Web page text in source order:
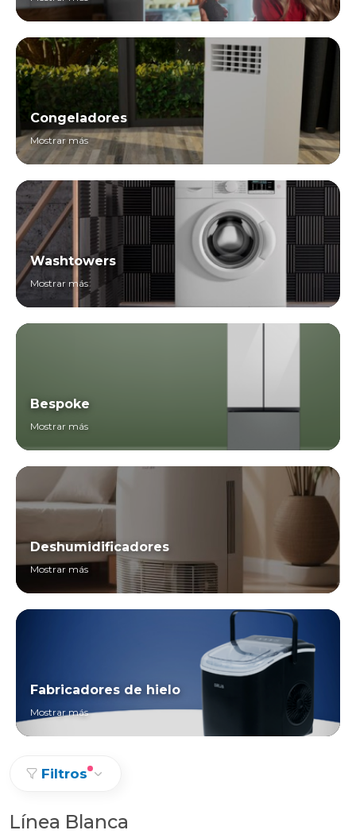
Congeladores
Mostrar más
Washtowers
Mostrar más
Bespoke
Mostrar más
Deshumidificadores
Mostrar más
Fabricadores de hielo
Mostrar más
Filtros
Línea Blanca